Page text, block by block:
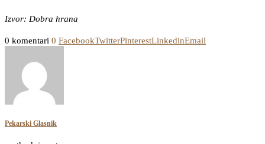
Izvor: Dobra hrana
0 komentari 0 FacebookTwitterPinterestLinkedinEmail
Pekarski Glasnik